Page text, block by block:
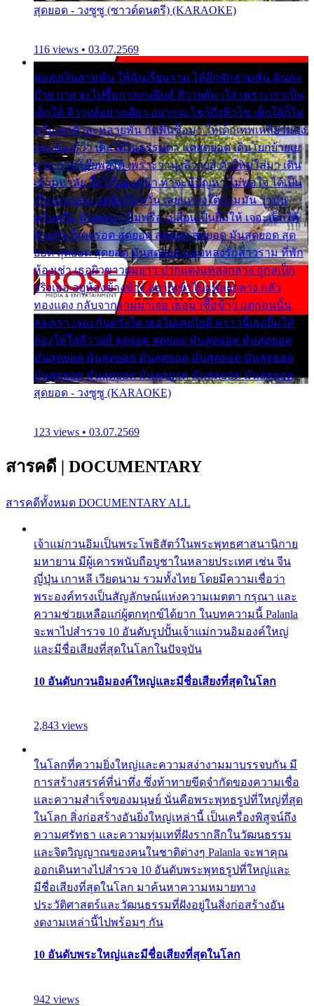
สุดยอด - วงซูซู (ซาวด์ดนตรี) (KARAOKE)
116 views • 03.07.2569
พ่อส่งเงินสามพัน ให้ฉันเรียนราม ได้อีกสักสามพัน ฉันคง
บ๊าย บาย จะไปซื้อกางเกงยีนส์ ลีวายส์มาใส่ เพราะเราเป็น
เด็กใต้ ลีวายส์อย่างเดียว อยากจะโชว์ถึงหิวโซ เด็กใต้ก็ไม่
หวั่น ตกตัวละหลายพัน กัดฟันซื้อมา ให้เด็กเทพเหลียวมอง
และต้องรู้ว่า เด็กใต้ไม่ธรรมดา แต่สุดยอด เดินโยกย้ายเย
ยวน กวนโอ๊ยพอได้ เพราะว่านุ่งลีวายส์ ตัวใหม่ใส่มา เดิน
เข้ามหาลัย จิ๊กโก๊มองหน้า ท่าจะมีปัญหา ไม่พอใจ ได้เป็น
เรื่องแน่นอน แต่ฉันไม่หวั่น เลยแหลงใต้ถามมัน ว่ามัน
พรั่นพรือ มันตอบว่าไม่พรื่อ เปลี่ยนเป็นยิ้มให้ เจอะเด็กใต้
ด้วยกัน ก็เลยรอด สุดยอด สุดยอด สุดยอด มันสุดยอด สุด
ยอด สุดยอด สุดยอด มันสุดยอด แอบหลงรักสาวราม ที่พัก
ห้องเช่า เธอผิวขาวผมยาว ปากแดงแหลงกลาง ถูกสเป็ก
จริงเธอ อยู่ห้องข้างข้าง อยากเข้าไปแหลงกลาง กลัว
ทองแดง กลับจากรามมาเจอ เธอมาซื้อข้าว แต่ก่อนนั้น
สองเรา เจอะกันครั้งใด เธอไม่เคยไยดี คราวนี้เธอยิ้มให้
ต้องให้ใส่ลีวายส์ สุดยอด สุดยอด มันสุดยอด มันสุดยอด
มันสุดยอด มันสุดยอด มันสุดยอด มันสุดยอด มันสุดยอด
มันสุดยอด มันสุดยอด มันสุดยอด มันสุดยอด มันสุดยอด
สุดยอด - วงซูซู (KARAOKE)
123 views • 03.07.2569
สารคดี | DOCUMENTARY
สารคดีทั้งหมด DOCUMENTARY ALL
เจ้าแม่กวนอิมเป็นพระโพธิสัตว์ในพระพุทธศาสนานิกาย
มหายาน มีผู้เคารพนับถือบูชาในหลายประเทศ เช่น จีน
ญี่ปุ่น เกาหลี เวียดนาม รวมทั้งไทย โดยมีความเชื่อว่า
พระองค์ทรงเป็นสัญลักษณ์แห่งความเมตตา กรุณา และ
ความช่วยเหลือแก่ผู้ตกทุกข์ได้ยาก ในบทความนี้ Palanla
จะพาไปสำรวจ 10 อันดับรูปปั้นเจ้าแม่กวนอิมองค์ใหญ่
และมีชื่อเสียงที่สุดในโลกในปัจจุบัน
10 อันดับกวนอิมองค์ใหญ่และมีชื่อเสียงที่สุดในโลก
2,843 views
ในโลกที่ความยิ่งใหญ่และความสง่างามมาบรรจบกัน มี
การสร้างสรรค์ที่น่าทึ่ง ซึ่งท้าทายขีดจำกัดของความเชื่อ
และความสำเร็จของมนุษย์ นั่นคือพระพุทธรูปที่ใหญ่ที่สุด
ในโลก สิ่งก่อสร้างอันยิ่งใหญ่เหล่านี้ เป็นเครื่องพิสูจน์ถึง
ความศรัทธา และความทุ่มเทที่ฝังรากลึกในวัฒนธรรม
และจิตวิญญาณของคนในชาติต่างๆ Palanla จะพาคุณ
ออกเดินทางไปสำรวจ 10 อันดับพระพุทธรูปที่ใหญ่และ
มีชื่อเสียงที่สุดในโลก มาค้นหาความหมายทาง
ประวัติศาสตร์และวัฒนธรรมที่ฝังอยู่ในสิ่งก่อสร้างอัน
งดงามเหล่านี้ไปพร้อมๆ กัน
10 อันดับพระใหญ่และมีชื่อเสียงที่สุดในโลก
942 views